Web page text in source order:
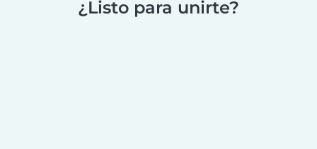
¿Listo para unirte?